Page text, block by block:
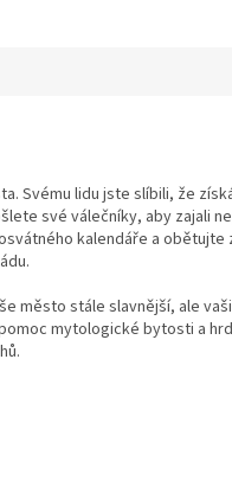
Svému lidu jste slíbili, že
své válečníky, aby zajali
kalendáře a obětujte
město stále slavnější, ale
mytologické bytosti a